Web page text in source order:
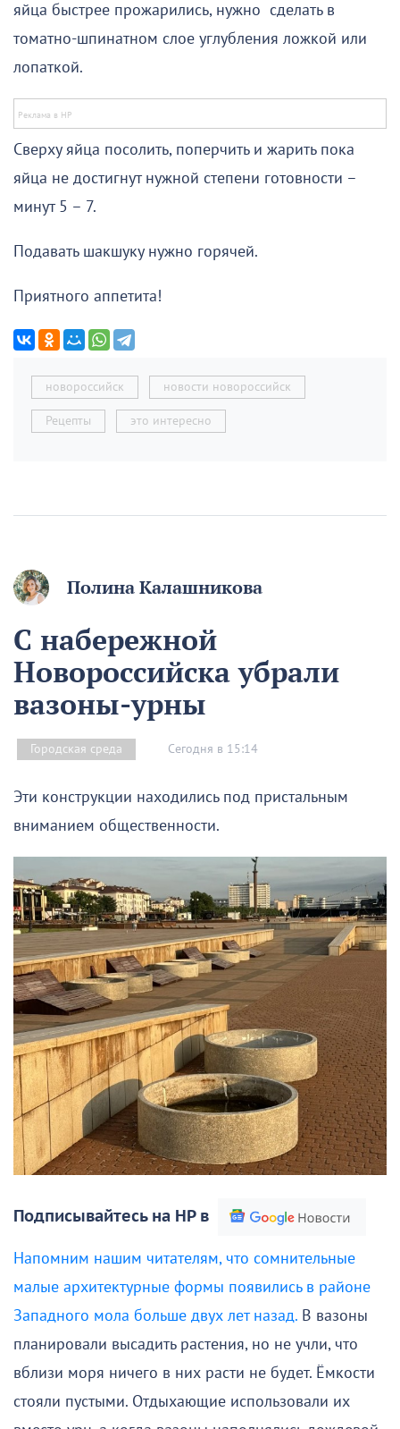
яйца быстрее прожарились, нужно сделать в
томатно-шпинатном слое углубления ложкой или
лопаткой.
Сверху яйца посолить, поперчить и жарить пока
яйца не достигнут нужной степени готовности –
минут 5 – 7.
Подавать шакшуку нужно горячей.
Приятного аппетита!
новороссийск новости новороссийск
Рецепты это интересно
Полина Калашникова
С набережной
Новороссийска убрали
вазоны-урны
Городская среда Сегодня в 15:14
Эти конструкции находились под пристальным
вниманием общественности.
Подписывайтесь на НР в
Напомним нашим читателям, что сомнительные
малые архитектурные формы появились в районе
Западного мола больше двух лет назад. В вазоны
планировали высадить растения, но не учли, что
вблизи моря ничего в них расти не будет. Ёмкости
стояли пустыми. Отдыхающие использовали их